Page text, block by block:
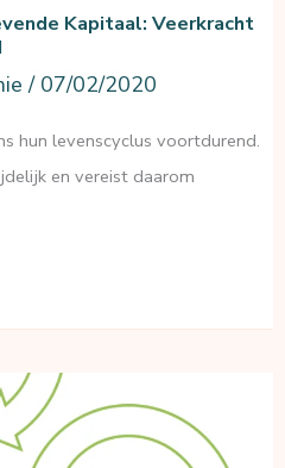
Kapitaal: Veerkracht
/ 07/02/2020
hun levenscyclus voortdurend.
en vereist daarom